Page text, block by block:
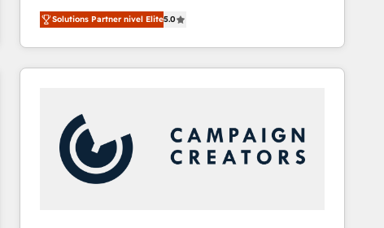
Vonazon turns marketing complexity into
measurable, scalable growth. From onboarding to
enterprise-grade campaigns, our in-house team
builds scalable strategies that drive long-term
Complex platform migrations and data cleanups •
Custom APIs and third-party integrations 📈 End-to-
End Revenue Acceleration • Lifecycle marketing and
pipeline growth programs • Sales enablement tools
Solutions Partner nivel Elite5.0